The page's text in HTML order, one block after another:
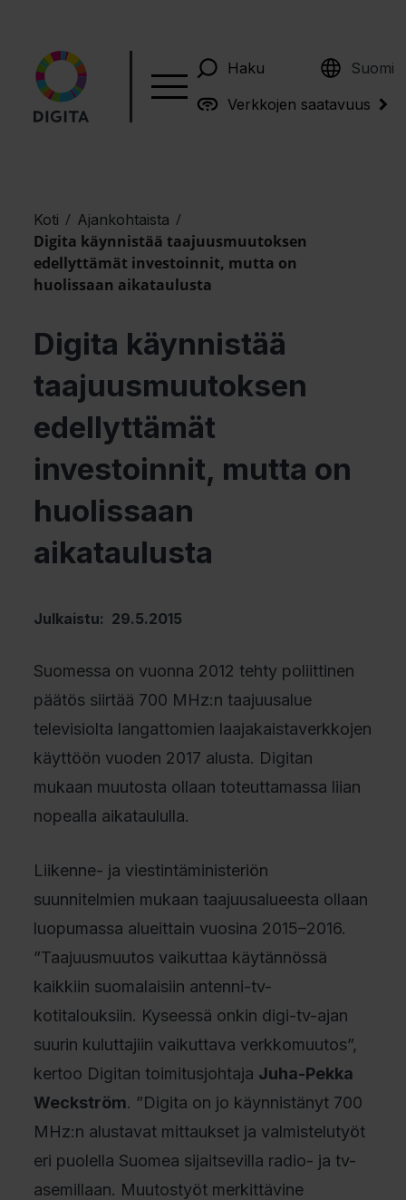
Haku Suomi
English
Verkkojen saatavuus
Koti / Ajankohtaista /
Digita käynnistää taajuusmuutoksen
edellyttämät investoinnit, mutta on
huolissaan aikataulusta
Digita käynnistää
taajuusmuutoksen
edellyttämät
investoinnit, mutta on
huolissaan
aikataulusta
Julkaistu: 29.5.2015
Suomessa on vuonna 2012 tehty poliittinen
päätös siirtää 700 MHz:n taajuusalue
televisiolta langattomien laajakaistaverkkojen
käyttöön vuoden 2017 alusta. Digitan
mukaan muutosta ollaan toteuttamassa liian
nopealla aikataululla.
Liikenne- ja viestintäministeriön
suunnitelmien mukaan taajuusalueesta ollaan
luopumassa alueittain vuosina 2015–2016.
”Taajuusmuutos vaikuttaa käytännössä
kaikkiin suomalaisiin antenni-tv-
kotitalouksiin. Kyseessä onkin digi-tv-ajan
suurin kuluttajiin vaikuttava verkkomuutos”,
kertoo Digitan toimitusjohtaja Juha-Pekka
Weckström. ”Digita on jo käynnistänyt 700
MHz:n alustavat mittaukset ja valmistelutyöt
eri puolella Suomea sijaitsevilla radio- ja tv-
asemillaan. Muutostyöt merkittävine